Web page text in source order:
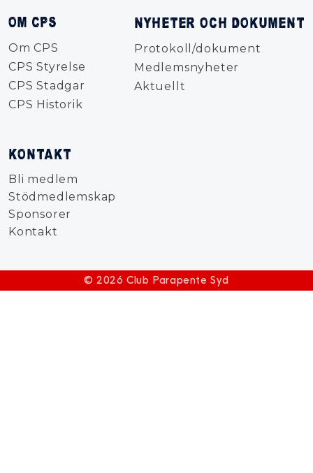
OM CPS
Om CPS
CPS Styrelse
CPS Stadgar
CPS Historik
NYHETER OCH DOKUMENT
Protokoll/dokument
Medlemsnyheter
Aktuellt
KONTAKT
Bli medlem
Stödmedlemskap
Sponsorer
Kontakt
© 2026 Club Parapente Syd